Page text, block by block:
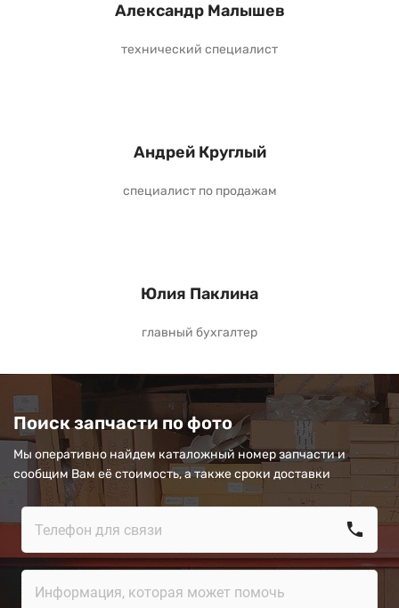
Александр Малышев
технический специалист
Андрей Круглый
специалист по продажам
Юлия Паклина
главный бухгалтер
Поиск запчасти по фото
Мы оперативно найдем каталожный номер запчасти и
сообщим Вам её стоимость, а также сроки доставки
call